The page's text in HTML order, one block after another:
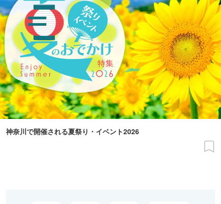
神奈川で開催される夏祭り・イベント2026